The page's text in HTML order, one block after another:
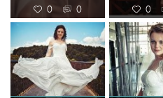
0 0 0